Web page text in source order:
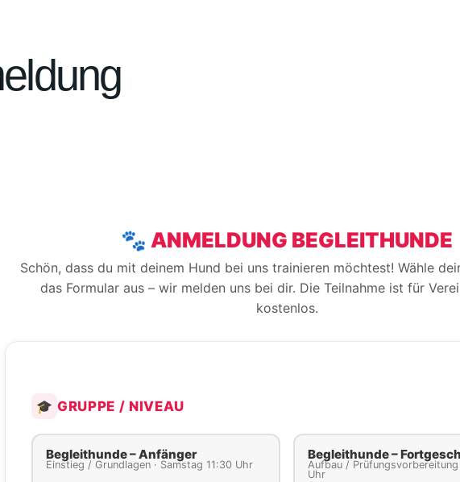
🐾 ANMELDUNG BEGLEITHUNDE
Schön, dass du mit deinem Hund bei uns trainieren möchtest! Wähle
das Formular aus – wir melden uns bei dir. Die Teilnahme ist für
kostenlos.
🎓 GRUPPE / NIVEAU
Begleithunde – Anfänger
Einstieg / Grundlagen · Samstag 11:30 Uhr
Begleithunde –
Aufbau / Prüfungsvorbereitung
Uhr